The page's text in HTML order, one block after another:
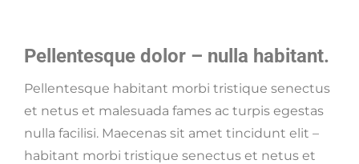
Pellentesque dolor – nulla habitant.
Pellentesque habitant morbi tristique senectus
et netus et malesuada fames ac turpis egestas
nulla facilisi. Maecenas sit amet tincidunt elit –
habitant morbi tristique senectus et netus et